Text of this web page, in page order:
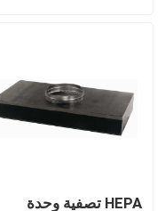
مرشحات الهواء حقيبة
HEPA هواء مرشحHEPA تصفية وحدة